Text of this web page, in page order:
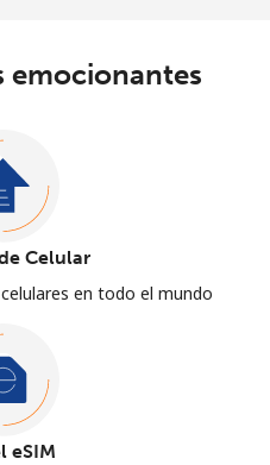
emocionantes
Celular
en todo el mundo
eSIM